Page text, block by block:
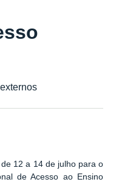
12 a 14 de julho para o
de Acesso ao Ensino